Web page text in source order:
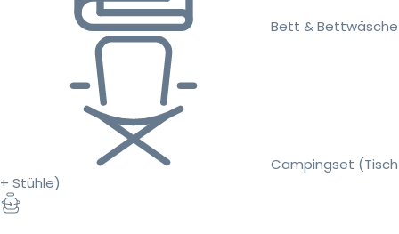
Bett & Bettwäsche
Campingset (Tisch
+ Stühle)